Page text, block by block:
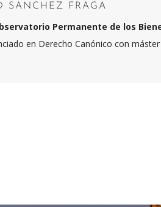
SANCHEZ FRAGA
Permanente de los
en Derecho Canónico con